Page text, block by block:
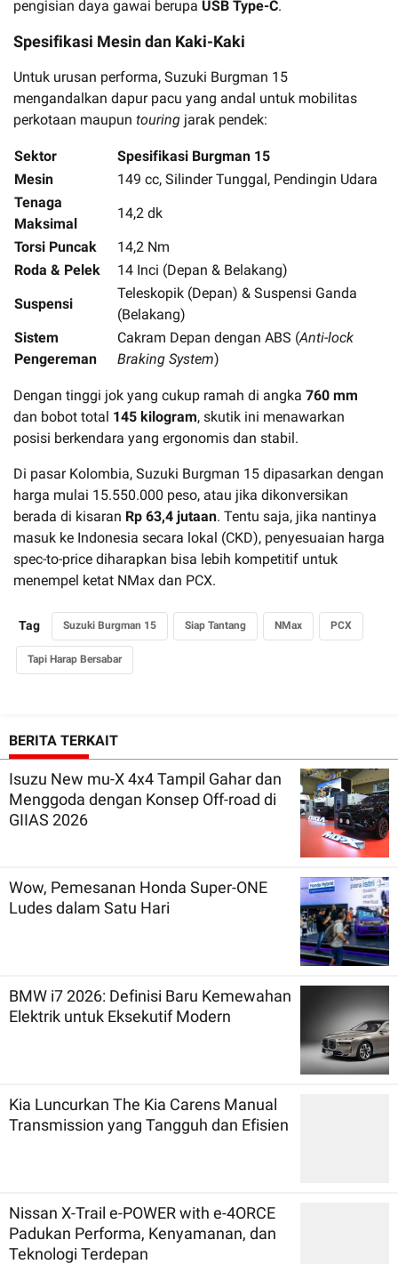
pengisian daya gawai berupa USB Type-C.
Spesifikasi Mesin dan Kaki-Kaki
Untuk urusan performa, Suzuki Burgman 15
mengandalkan dapur pacu yang andal untuk mobilitas
perkotaan maupun touring jarak pendek:
Sektor
Spesifikasi Burgman 15
Mesin
149 cc, Silinder Tunggal, Pendingin Udara
Tenaga
Maksimal
14,2 dk
Torsi Puncak
14,2 Nm
Roda & Pelek
14 Inci (Depan & Belakang)
Suspensi
Teleskopik (Depan) & Suspensi Ganda
(Belakang)
Sistem
Pengereman
Cakram Depan dengan ABS (Anti-lock
Braking System)
Dengan tinggi jok yang cukup ramah di angka 760 mm
dan bobot total 145 kilogram, skutik ini menawarkan
posisi berkendara yang ergonomis dan stabil.
Di pasar Kolombia, Suzuki Burgman 15 dipasarkan dengan
harga mulai 15.550.000 peso, atau jika dikonversikan
berada di kisaran Rp 63,4 jutaan. Tentu saja, jika nantinya
masuk ke Indonesia secara lokal (CKD), penyesuaian harga
spec-to-price diharapkan bisa lebih kompetitif untuk
menempel ketat NMax dan PCX.
Tag Suzuki Burgman 15 Siap Tantang NMax PCX
Tapi Harap Bersabar
BERITA TERKAIT
Isuzu New mu-X 4x4 Tampil Gahar dan
Menggoda dengan Konsep Off-road di
GIIAS 2026
Wow, Pemesanan Honda Super-ONE
Ludes dalam Satu Hari
BMW i7 2026: Definisi Baru Kemewahan
Elektrik untuk Eksekutif Modern
Kia Luncurkan The Kia Carens Manual
Transmission yang Tangguh dan Efisien
Nissan X-Trail e-POWER with e-4ORCE
Padukan Performa, Kenyamanan, dan
Teknologi Terdepan